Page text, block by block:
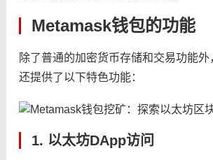
Metamask钱包的功能
除了普通的加密货币存储和交易功能
还提供了以下特色功能：
1. 以太坊DApp访问